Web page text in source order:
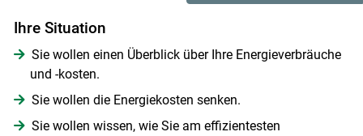
Ihre Situation
Sie wollen einen Überblick über Ihre Energieverbräuche
und -kosten.
Sie wollen die Energiekosten senken.
Sie wollen wissen, wie Sie am effizientesten